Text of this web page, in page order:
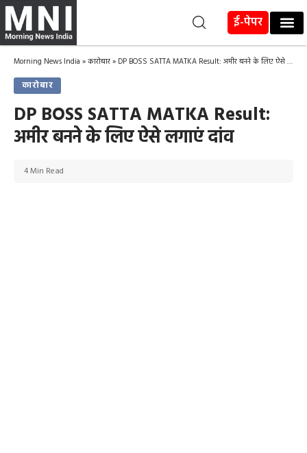
ई-पेपर
Morning News India »कारोबार» DP BOSS SATTA MATKA Result: अमीर बनने के लिए ऐसे लगाएं दांव
कारोबार
DP BOSS SATTA MATKA Result:
अमीर बनने के लिए ऐसे लगाएं दांव
4 Min Read